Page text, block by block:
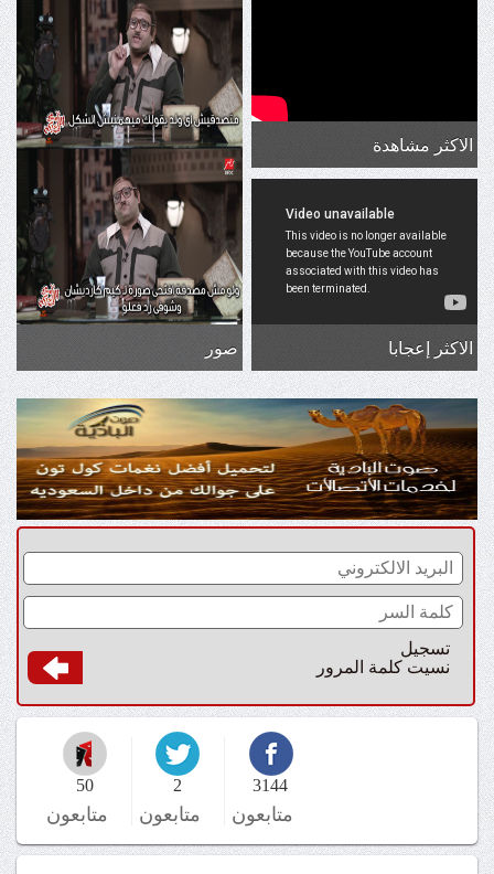
الاكثر مشاهدة
الاكثر إعجابا صور
تسجيل
نسيت كلمة المرور
50
متابعون
2
متابعون
3144
متابعون